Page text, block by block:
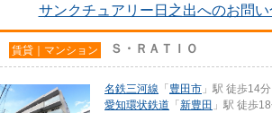
サンクチュアリー日之出へのお問
賃貸｜マンション Ｓ・ＲＡＴＩＯ
名鉄三河線 「 豊田市 」駅 徒歩14分
愛知環状鉄道 「 新豊田 」駅 徒歩